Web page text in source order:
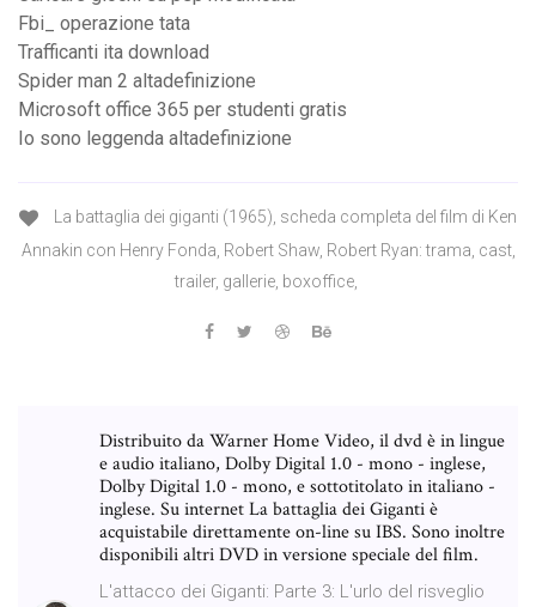
Fbi_ operazione tata
Trafficanti ita download
Spider man 2 altadefinizione
Microsoft office 365 per studenti gratis
Io sono leggenda altadefinizione
La battaglia dei giganti (1965), scheda completa del film di Ken
Annakin con Henry Fonda, Robert Shaw, Robert Ryan: trama, cast,
trailer, gallerie, boxoffice,
Distribuito da Warner Home Video, il dvd è in lingue
e audio italiano, Dolby Digital 1.0 - mono - inglese,
Dolby Digital 1.0 - mono, e sottotitolato in italiano -
inglese. Su internet La battaglia dei Giganti è
acquistabile direttamente on-line su IBS. Sono inoltre
disponibili altri DVD in versione speciale del film.
L'attacco dei Giganti: Parte 3: L'urlo del risveglio